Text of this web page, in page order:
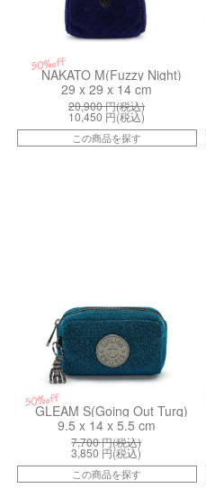
50%off
NAKATO M(Fuzzy Night)
29 x 29 x 14 cm
20,900円(税込)
10,450 円(税込)
この商品を探す
50%off
GLEAM S(Going Out Turq)
9.5 x 14 x 5.5 cm
7,700円(税込)
3,850 円(税込)
この商品を探す